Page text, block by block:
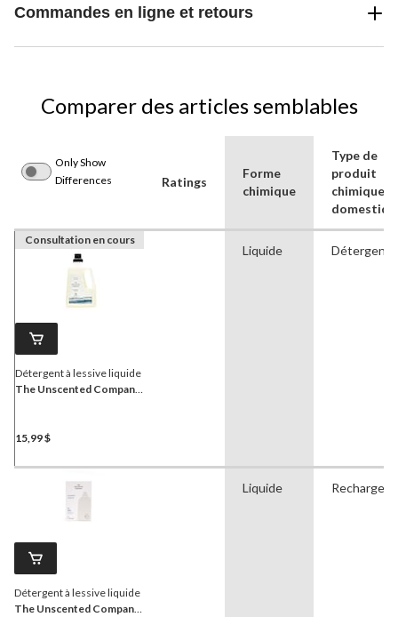
Commandes en ligne et retours
Comparer des articles semblables
Only Show
Differences
Ratings
Forme
chimique
Type de
produit
chimique
Consultation en cours
Détergent à lessive liquide
The Unscented Company,
15,99 $
Liquide Détergent
Détergent à lessive liquide
The Unscented Company,
Liquide Recharge